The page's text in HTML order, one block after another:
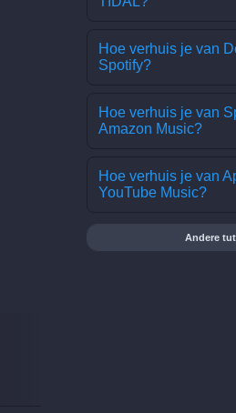
Hoe verhuis je van
Spotify?
Hoe verhuis je van
Amazon Music?
Hoe verhuis je van
YouTube Music?
Andere